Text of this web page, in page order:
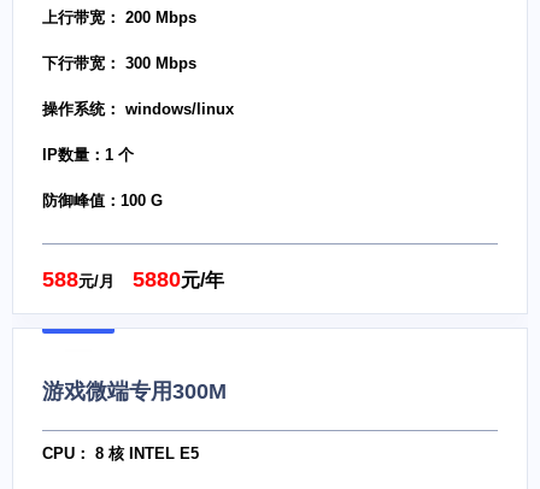
上行带宽： 200 Mbps
下行带宽： 300 Mbps
操作系统： windows/linux
IP数量：1 个
防御峰值：100 G
588元/月 5880元/年
游戏微端专用300M
CPU： 8 核 INTEL E5